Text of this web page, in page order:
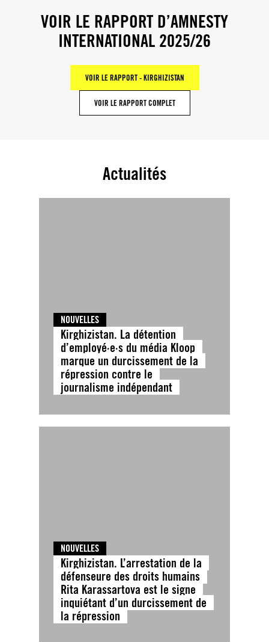
VOIR LE RAPPORT D’AMNESTY
INTERNATIONAL 2025/26
VOIR LE RAPPORT - KIRGHIZISTAN
VOIR LE RAPPORT COMPLET
Actualités
NOUVELLES
Kirghizistan. La détention
d’employé·e·s du média Kloop
marque un durcissement de la
répression contre le
journalisme indépendant
NOUVELLES
Kirghizistan. L’arrestation de la
défenseure des droits humains
Rita Karassartova est le signe
inquiétant d’un durcissement de
la répression